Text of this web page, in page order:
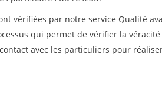
vérifiées par notre service Qualité
qui permet de vérifier la
avec les particuliers pour